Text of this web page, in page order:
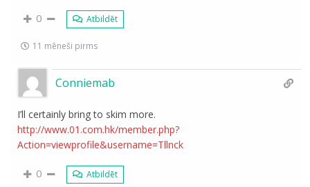
0 Atbildēt
11 mēneši pirms
Conniemab
I’ll certainly bring to skim more.
http://www.01.com.hk/member.php?
Action=viewprofile&username=Tllnck
0 Atbildēt